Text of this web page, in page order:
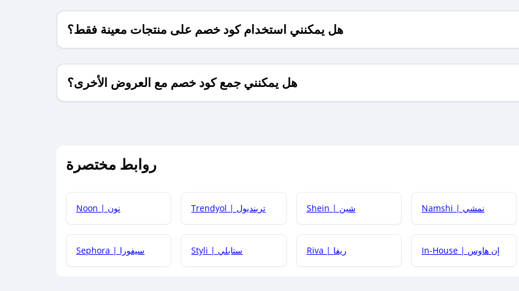
هل يمكنني استخدام كود خصم على منتجات معينة فقط؟
هل يمكنني جمع كود خصم مع العروض الأخرى؟
روابط مختصرة
Noon | نون Trendyol | ترينديول Shein | شين Namshi | نمشي
Sephora | سيفورا Styli | ستايلي Riva | ريفا In-House | إن هاوس